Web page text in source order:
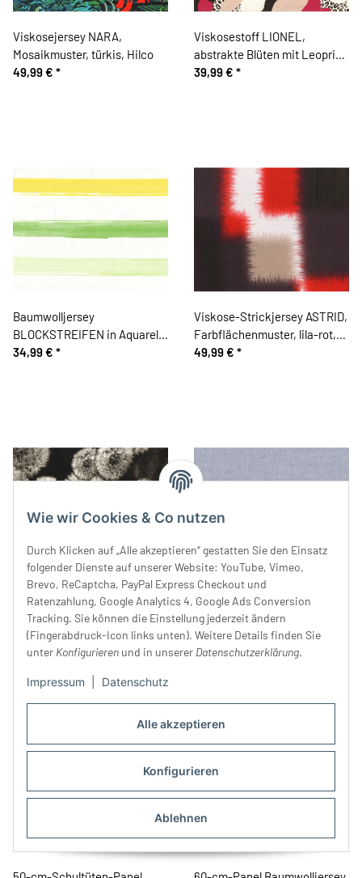
Alle akzeptieren
Konfigurieren
Ablehnen
Wie wir Cookies & Co nutzen
Durch Klicken auf „Alle akzeptieren“ gestatten Sie den Einsatz
folgender Dienste auf unserer Website: YouTube, Vimeo,
Brevo, ReCaptcha, PayPal Express Checkout und
Ratenzahlung, Google Analytics 4, Google Ads Conversion
Tracking. Sie können die Einstellung jederzeit ändern
(Fingerabdruck-Icon links unten). Weitere Details finden Sie
unter Konfigurieren und in unserer Datenschutzerklärung.
Impressum Datenschutz
Viskosejersey NARA,
Mosaikmuster, türkis, Hilco
49,99 € *
Viskosestoff LIONEL,
abstrakte Blüten mit Leoprint,
Hilco
39,99 € *
Baumwolljersey
BLOCKSTREIFEN in Aquarell,
multicolor, Hilco
34,99 € *
Viskose-Strickjersey ASTRID,
Farbflächenmuster, lila-rot,
Hilco
49,99 € *
Viskosekreppstoff UTE,
Pusteblumen, schwarz, Hilco
44,99 €*
Baumwollwebstoff JEANSI,
hellblau meliert, Hilco
27,99 € *